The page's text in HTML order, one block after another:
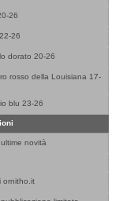
26
26
dorato 20-26
rosso della Louisiana 17-
blu 23-26
novità
ornitho.it